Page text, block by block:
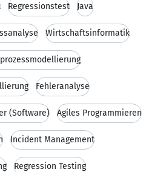
Regressionstest Java
Wirtschaftsinformatik
Fehleranalyse
(Software) Agiles Programmieren
Incident Management
Regression Testing